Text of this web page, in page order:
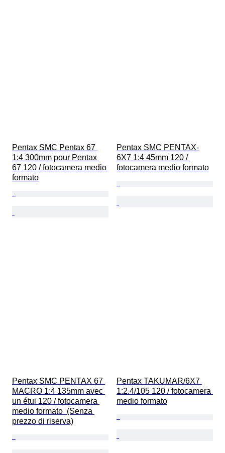
Pentax SMC Pentax 67
1:4 300mm pour Pentax
67 120 / fotocamera medio
formato
Pentax SMC PENTAX-
6X7 1:4 45mm 120 /
fotocamera medio formato
Pentax SMC PENTAX 67
MACRO 1:4 135mm avec
un étui 120 / fotocamera
medio formato  (Senza
prezzo di riserva)
Pentax TAKUMAR/6X7
1:2.4/105 120 / fotocamera
medio formato